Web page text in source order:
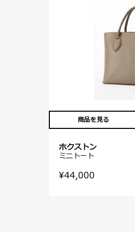
商品を見る
ホクストン
ミニトート
¥44,000